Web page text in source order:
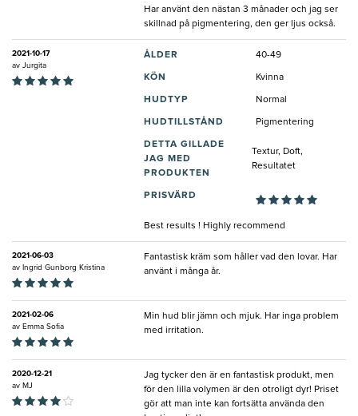
Har använt den nästan 3 månader och jag ser
skillnad på pigmentering, den ger ljus också.
2021-10-17
av Jurgita
ÅLDER 40-49
KÖN Kvinna
HUDTYP Normal
HUDTILLSTÅND Pigmentering
DETTA GILLADE
JAG MED
PRODUKTEN
Textur, Doft,
Resultatet
PRISVÄRD
Best results ! Highly recommend
2021-06-03
av Ingrid Gunborg Kristina
Fantastisk kräm som håller vad den lovar. Har
använt i många år.
2021-02-06
av Emma Sofia
Min hud blir jämn och mjuk. Har inga problem
med irritation.
2020-12-21
av MJ
Jag tycker den är en fantastisk produkt, men
för den lilla volymen är den otroligt dyr! Priset
gör att man inte kan fortsätta använda den